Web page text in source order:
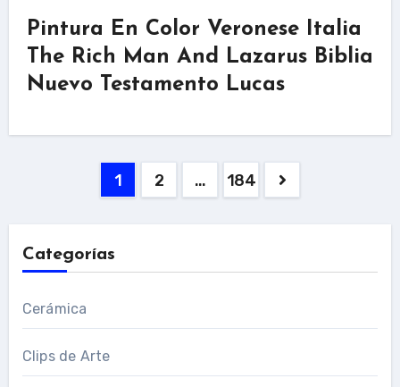
Pintura En Color Veronese Italia
The Rich Man And Lazarus Biblia
Nuevo Testamento Lucas
Navegación
entradas
1 2 … 184
Categorías
Cerámica
Clips de Arte